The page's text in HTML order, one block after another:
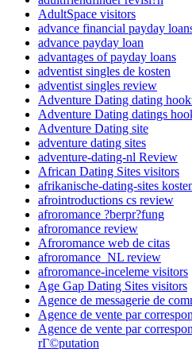
AdultSpace visitors
advance financial payday
advance payday loan
advantages of payday loans
adventist singles de kosten
adventist singles review
Adventure Dating dating
Adventure Dating datings
Adventure Dating site
adventure dating sites
adventure-dating-nl Review
African Dating Sites visitors
afrikanische-dating-sites
afrointroductions cs review
afroromance ?berpr?fung
afroromance review
Afroromance web de citas
afroromance_NL review
afroromance-inceleme visitors
Age Gap Dating Sites visitors
Agence de messagerie de
Agence de vente par
Agence de vente par
rГ©putation